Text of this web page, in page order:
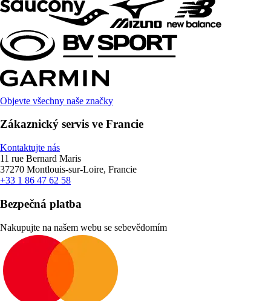
Objevte všechny naše značky
Zákaznický servis ve Francie
Kontaktujte nás
11 rue Bernard Maris
37270 Montlouis-sur-Loire, Francie
+33 1 86 47 62 58
Bezpečná platba
Nakupujte na našem webu se sebevědomím